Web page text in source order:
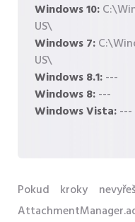
Windows 10:
US\
Windows 7:
US\
Windows 8.1:---
Windows 8:---
Windows Vista:---
Pokud kroky